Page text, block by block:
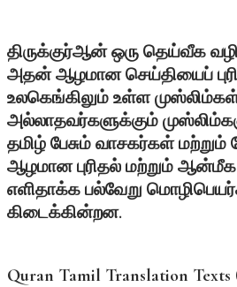
திருக்குர்ஆன் ஒரு தெய்வீக
அதன் ஆழமான செய்தியைப்
உலகெங்கிலும் உள்ள
அல்லாதவர்களுக்கும்
தமிழ் பேசும் வாசகர்கள் மற்றும்
ஆழமான புரிதல் மற்றும்
எளிதாக்க பல்வேறு
கிடைக்கின்றன.
Quran Tamil Translation Texts